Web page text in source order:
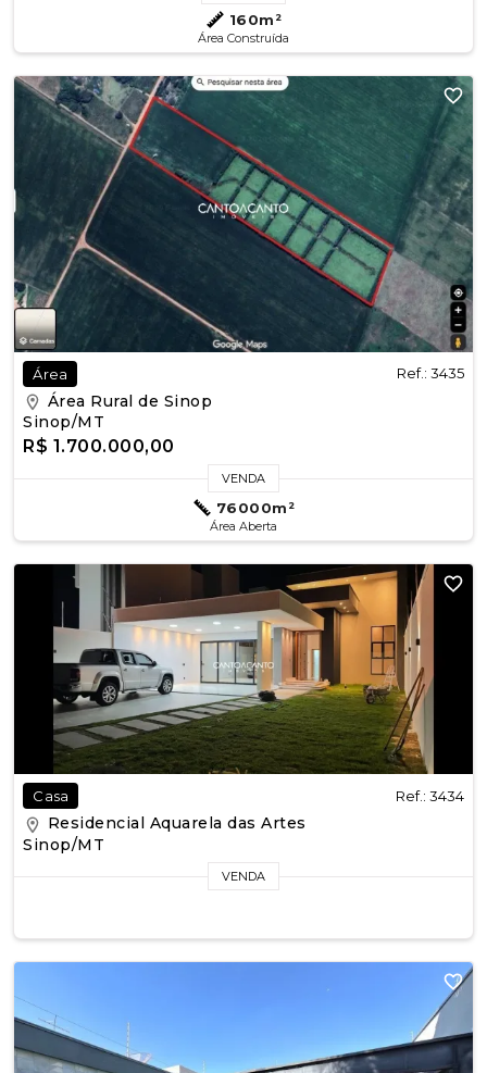
160m²
Área Construída
Área Ref.: 3435
Área Rural de Sinop
Sinop/MT
R$ 1.700.000,00
VENDA
76000m²
Área Aberta
Casa Ref.: 3434
Residencial Aquarela das Artes
Sinop/MT
VENDA